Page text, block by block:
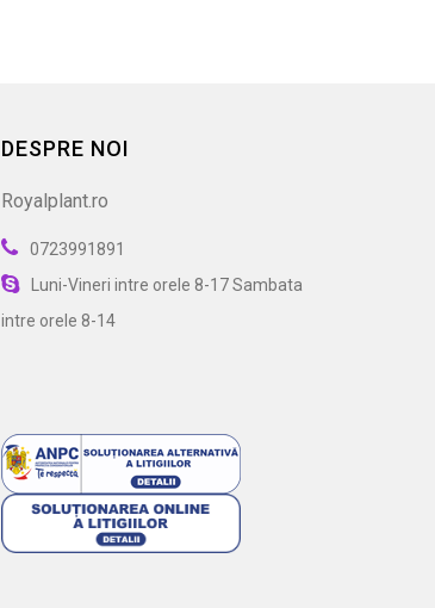
DESPRE NOI
Royalplant.ro
0723991891
Luni-Vineri intre orele 8-17 Sambata
intre orele 8-14